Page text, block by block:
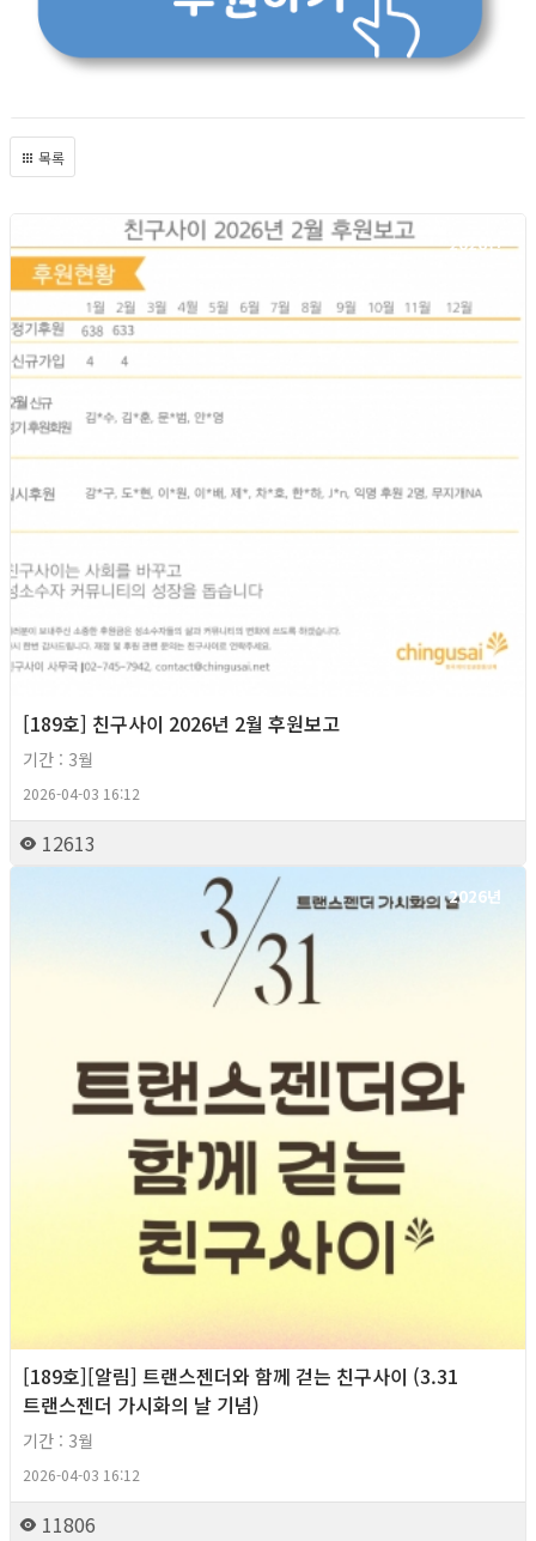
목록
2026년
[189호] 친구사이 2026년 2월 후원보고
기간 : 3월
2026-04-03 16:12
12613
2026년
[189호][알림] 트랜스젠더와 함께 걷는 친구사이 (3.31
트랜스젠더 가시화의 날 기념)
기간 : 3월
2026-04-03 16:12
11806